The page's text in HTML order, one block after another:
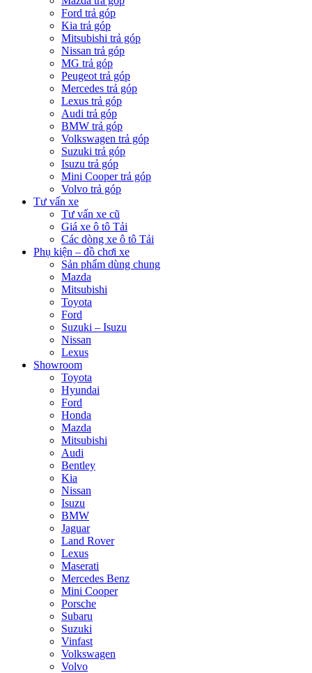
Ford trả góp
Kia trả góp
Mitsubishi trả góp
Nissan trả góp
MG trả góp
Peugeot trả góp
Mercedes trả góp
Lexus trả góp
Audi trả góp
BMW trả góp
Volkswagen trả góp
Suzuki trả góp
Isuzu trả góp
Mini Cooper trả góp
Volvo trả góp
Tư vấn xe
Tư vấn xe cũ
Giá xe ô tô Tải
Các dòng xe ô tô Tải
Phụ kiện – đồ chơi xe
Sản phẩm dùng chung
Mazda
Mitsubishi
Toyota
Ford
Suzuki – Isuzu
Nissan
Lexus
Showroom
Toyota
Hyundai
Ford
Honda
Mazda
Mitsubishi
Audi
Bentley
Kia
Nissan
Isuzu
BMW
Jaguar
Land Rover
Lexus
Maserati
Mercedes Benz
Mini Cooper
Porsche
Subaru
Suzuki
Vinfast
Volkswagen
Volvo